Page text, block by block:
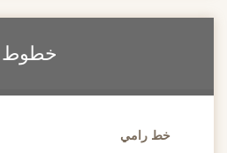
خطوط
خط رامي